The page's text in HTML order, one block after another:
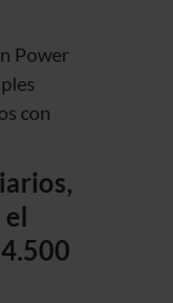
Power
con